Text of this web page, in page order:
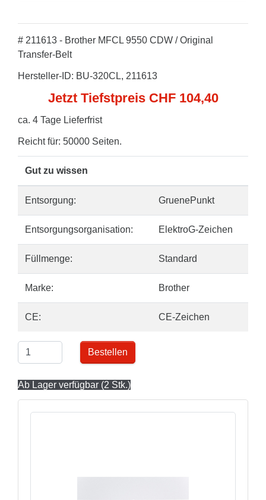
# 211613 - Brother MFCL 9550 CDW / Original
Transfer-Belt
Hersteller-ID: BU-320CL, 211613
Jetzt Tiefstpreis CHF 104,40
ca. 4 Tage Lieferfrist
Reicht für: 50000 Seiten.
Gut zu wissen
Entsorgung: GruenePunkt
Entsorgungsorganisation: ElektroG-Zeichen
Füllmenge: Standard
Marke: Brother
CE: CE-Zeichen
Bestellen
Ab Lager verfügbar (2 Stk.)